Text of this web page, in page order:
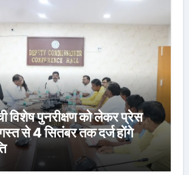
विशेष पुनरीक्षण को लेकर प्रेस
से 4 सितंबर तक दर्ज होंगे